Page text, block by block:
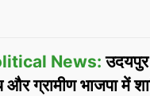
News:
ग्रामीण भाजपा में